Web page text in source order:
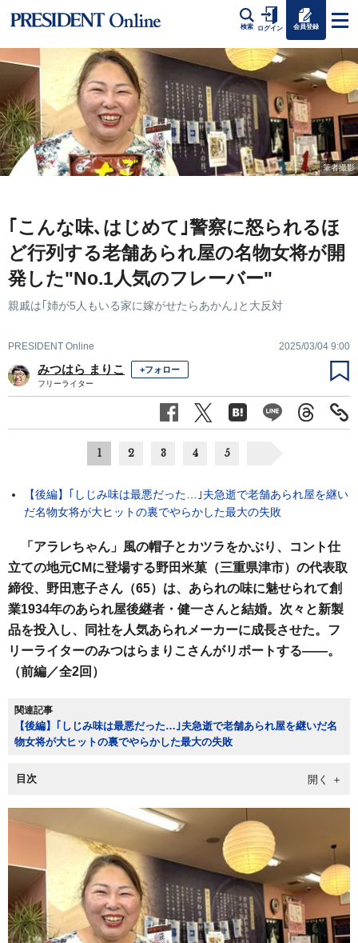
検索 ログイン 会員登録
筆者撮影
｢こんな味､はじめて｣警察に怒られるほ
ど行列する老舗あられ屋の名物女将が開
発した"No.1人気のフレーバー"
親戚は｢姉が5人もいる家に嫁がせたらあかん｣と大反対
PRESIDENT Online 2025/03/04 9:00
みつはら まりこ +フォロー
フリーライター
1 2 3 4 5
【後編】｢しじみ味は最悪だった…｣夫急逝で老舗あられ屋を継い
だ名物女将が大ヒットの裏でやらかした最大の失敗
「アラレちゃん」風の帽子とカツラをかぶり、コント仕
立ての地元CMに登場する野田米菓（三重県津市）の代表取
締役、野田恵子さん（65）は、あられの味に魅せられて創
業1934年のあられ屋後継者・健一さんと結婚。次々と新製
品を投入し、同社を人気あられメーカーに成長させた。フ
リーライターのみつはらまりこさんがリポートする――。
（前編／全2回）
関連記事
【後編】｢しじみ味は最悪だった…｣夫急逝で老舗あられ屋を継いだ名
物女将が大ヒットの裏でやらかした最大の失敗
目次